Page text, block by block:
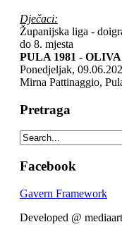
Dječaci:
Županijska liga -
do 8. mjesta
PULA 1981 - OLIVA
Ponedjeljak,
Mirna Pattinaggio,
Pretraga
Facebook
Gavern Framework
Developed @